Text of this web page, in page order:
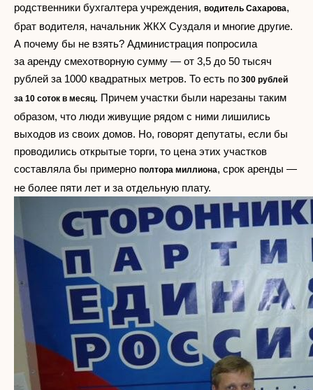
родственники бухгалтера учреждения, водитель Сахарова,
брат водителя, начальник ЖКХ Суздаля и многие другие.
А почему бы не взять? Администрация попросила
за аренду смехотворную сумму — от 3,5 до 50 тысяч
рублей за 1000 квадратных метров. То есть по 300 рублей
за 10 соток в месяц. Причем участки были нарезаны таким
образом, что люди живущие рядом с ними лишились
выходов из своих домов. Но, говорят депутаты, если бы
проводились открытые торги, то цена этих участков
составляла бы примерно полтора миллиона, срок аренды —
не более пяти лет и за отдельную плату.